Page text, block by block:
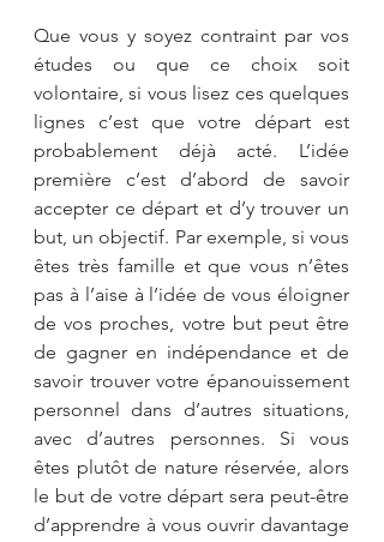
Que vous y soyez contraint par vos
études ou que ce choix soit
volontaire, si vous lisez ces quelques
lignes c’est que votre départ est
probablement déjà acté. L’idée
première c’est d’abord de savoir
accepter ce départ et d’y trouver un
but, un objectif. Par exemple, si vous
êtes très famille et que vous n’êtes
pas à l’aise à l’idée de vous éloigner
de vos proches, votre but peut être
de gagner en indépendance et de
savoir trouver votre épanouissement
personnel dans d’autres situations,
avec d’autres personnes. Si vous
êtes plutôt de nature réservée, alors
le but de votre départ sera peut-être
d’apprendre à vous ouvrir davantage